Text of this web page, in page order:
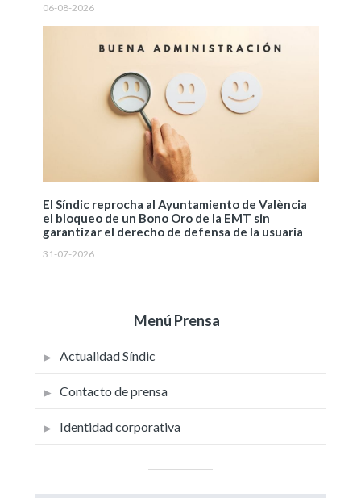
06-08-2026
El Síndic reprocha al Ayuntamiento de València
el bloqueo de un Bono Oro de la EMT sin
garantizar el derecho de defensa de la usuaria
31-07-2026
Menú Prensa
Actualidad Síndic
Contacto de prensa
Identidad corporativa